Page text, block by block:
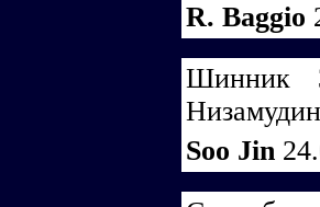
R. Baggio
Шинник
Soo Jin